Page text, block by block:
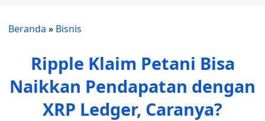
Beranda » Bisnis
Ripple Klaim Petani Bisa
Naikkan Pendapatan dengan
XRP Ledger, Caranya?